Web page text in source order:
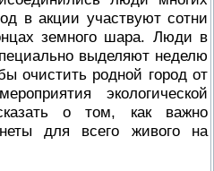
в акции участвуют сотни
земного шара. Люди в
выделяют неделю
очистить родной город от
экологической
о том, как важно
для всего живого на